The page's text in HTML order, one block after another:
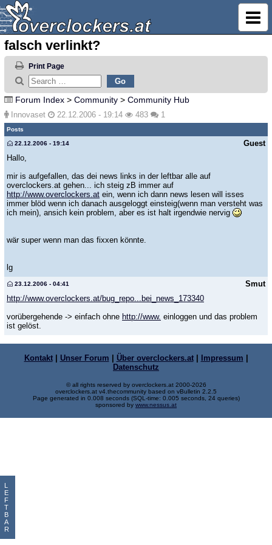
falsch verlinkt?
Print Page
Forum Index > Community > Community Hub
Innovaset 22.12.2006 - 19:14 483 1
Posts
Guest
22.12.2006 - 19:14
Hallo,
mir is aufgefallen, das dei news links in der leftbar alle auf
overclockers.at gehen... ich steig zB immer auf
http://www.overclockers.at ein, wenn ich dann news lesen will isses
immer blöd wenn ich danach ausgeloggt einsteig(wenn man versteht was
ich mein), ansich kein problem, aber es ist halt irgendwie nervig
wär super wenn man das fixxen könnte.
lg
Smut
23.12.2006 - 04:41
http://www.overclockers.at/bug_repo...bei_news_173340
vorübergehende -> einfach ohne http://www. einloggen und das problem
ist gelöst.
L
E
F
T
B
A
R
Kontakt| Unser Forum Über overclockers.at| Impressum
Datenschutz
© all rights reserved by overclockers.at 2000-2026
overclockers.at v4.thecommunity based on vBulletin 2.2.5
Page generated in 0.008 seconds (SQL-time: 0.005 seconds, 24 queries)
sponsored by www.nessus.at